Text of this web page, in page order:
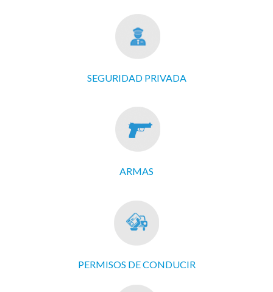
SEGURIDAD PRIVADA
ARMAS
PERMISOS DE CONDUCIR